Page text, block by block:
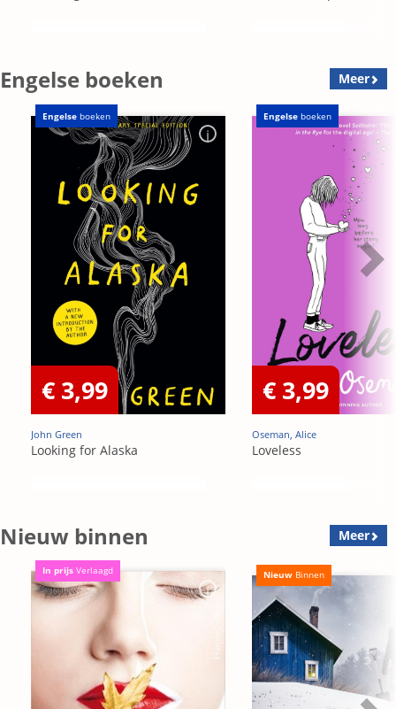
Engelse boeken Meer
Engelse boeken
€ 3,99
John Green
Looking for Alaska
Engelse boeken
€ 3,99
Oseman, Alice
Loveless
Nieuw binnen Meer
In prijs Verlaagd Nieuw Binnen